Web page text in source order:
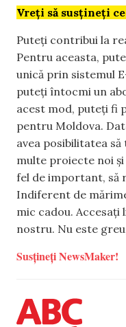
Vreți să susțineți
Puteți contribui la
Pentru aceasta,
unică prin sistemul
puteți întocmi un
acest mod, puteți fi
pentru Moldova.
avea posibilitatea
multe proiecte noi
fel de important, să
Indiferent de
mic cadou.
nostru. Nu este
Susțineți NewsMaker!